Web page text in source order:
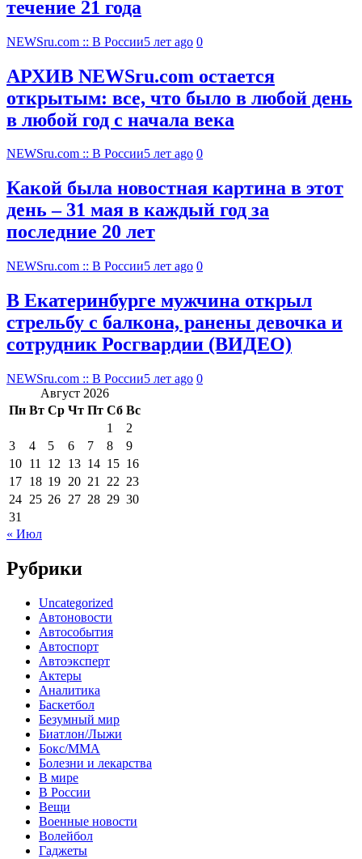
течение 21 года
NEWSru.com :: В России5 лет ago 0
АРХИВ NEWSru.com остается
открытым: все, что было в любой день
в любой год с начала века
NEWSru.com :: В России5 лет ago 0
Какой была новостная картина в этот
день – 31 мая в каждый год за
последние 20 лет
NEWSru.com :: В России5 лет ago 0
В Екатеринбурге мужчина открыл
стрельбу с балкона, ранены девочка и
сотрудник Росгвардии (ВИДЕО)
NEWSru.com :: В России5 лет ago 0
Август 2026
Пн Вт Ср Чт Пт Сб Вс
1
2
3
4 5 6 7 8
9
10 11 12 13 14 15 16
17 18 19 20 21 22 23
24 25 26 27 28 29 30
31
« Июл
Рубрики
Uncategorized
Автоновости
Автособытия
Автоспорт
Автоэксперт
Актеры
Аналитика
Баскетбол
Безумный мир
Биатлон/Лыжи
Бокс/MMA
Болезни и лекарства
В мире
В России
Вещи
Военные новости
Волейбол
Гаджеты